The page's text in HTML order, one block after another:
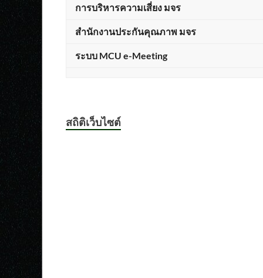
การบริหารความเสี่ยง มจร
สำนักงานประกันคุณภาพ มจร
ระบบ MCU e-Meeting
สถิติเว็บไซต์